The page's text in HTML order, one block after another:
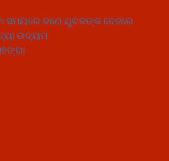
ସମୟରେ ଜଣେ ଯୁବକଙ୍କ ଦେହରେ
ଉଦ୍ୟମ